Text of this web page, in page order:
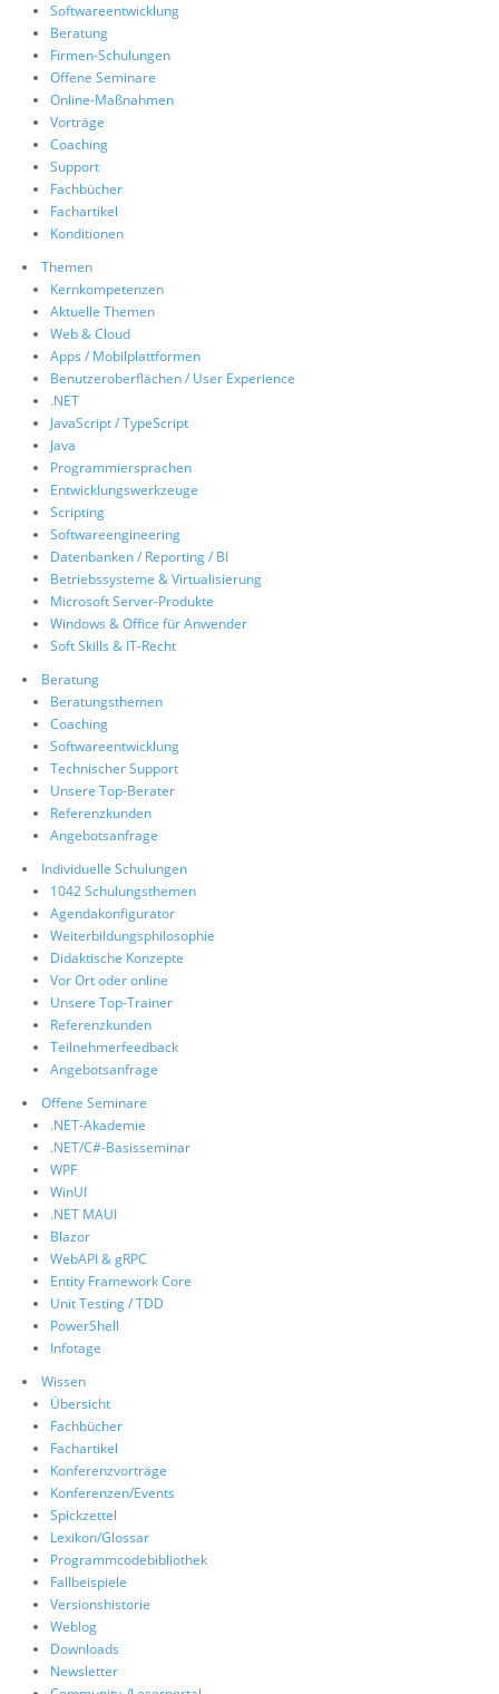
Über uns
Suche
Softwareentwicklung
Beratung
Firmen-Schulungen
Offene Seminare
Online-Maßnahmen
Vorträge
Coaching
Support
Fachbücher
Fachartikel
Konditionen
Themen
Kernkompetenzen
Aktuelle Themen
Web & Cloud
Apps / Mobilplattformen
Benutzeroberflächen / User Experience
.NET
JavaScript / TypeScript
Java
Programmiersprachen
Entwicklungswerkzeuge
Scripting
Softwareengineering
Datenbanken / Reporting / BI
Betriebssysteme & Virtualisierung
Microsoft Server-Produkte
Windows & Office für Anwender
Soft Skills & IT-Recht
Beratung
Beratungsthemen
Coaching
Softwareentwicklung
Technischer Support
Unsere Top-Berater
Referenzkunden
Angebotsanfrage
Individuelle Schulungen
1042 Schulungsthemen
Agendakonfigurator
Weiterbildungsphilosophie
Didaktische Konzepte
Vor Ort oder online
Unsere Top-Trainer
Referenzkunden
Teilnehmerfeedback
Angebotsanfrage
Offene Seminare
.NET-Akademie
.NET/C#-Basisseminar
WPF
WinUI
.NET MAUI
Blazor
WebAPI & gRPC
Entity Framework Core
Unit Testing / TDD
PowerShell
Infotage
Wissen
Übersicht
Fachbücher
Fachartikel
Konferenzvorträge
Konferenzen/Events
Spickzettel
Lexikon/Glossar
Programmcodebibliothek
Fallbeispiele
Versionshistorie
Weblog
Downloads
Newsletter